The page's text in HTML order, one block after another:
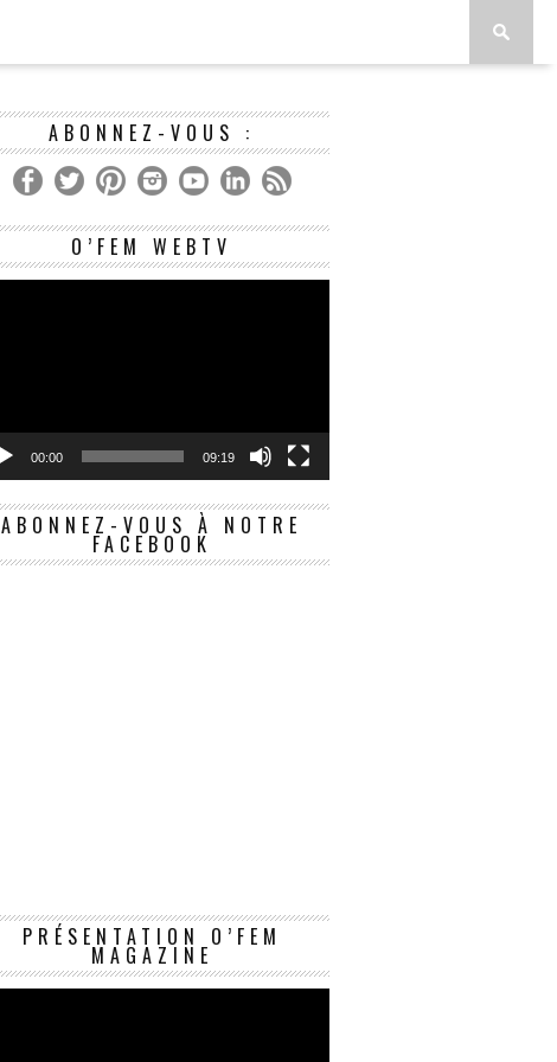
ABONNEZ-VOUS :
O’FEM WEBTV
Lecteur
00:00 09:19
ABONNEZ-VOUS À NOTRE
FACEBOOK
PRÉSENTATION O’FEM
MAGAZINE
Lecteur